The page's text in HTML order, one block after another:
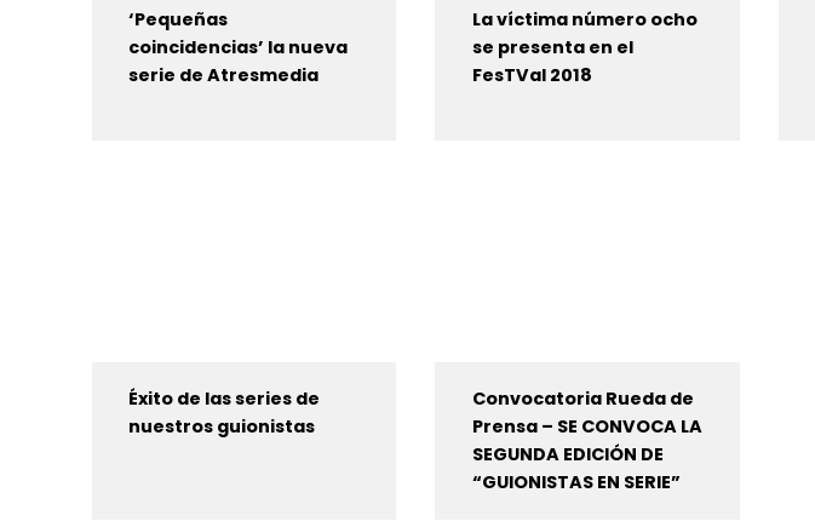
‘Pequeñas
coincidencias’ la nueva
serie de Atresmedia
La víctima número ocho
se presenta en el
FesTVal 2018
Éxito de las series de
nuestros guionistas
Convocatoria Rueda de
Prensa – SE CONVOCA LA
SEGUNDA EDICIÓN DE
“GUIONISTAS EN SERIE”